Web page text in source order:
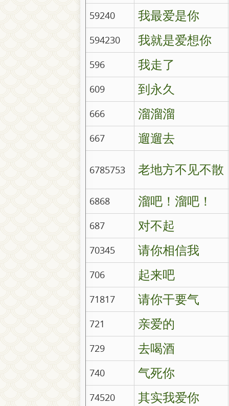
59240 我最爱是你
594230 我就是爱想你
596 我走了
609 到永久
666 溜溜溜
667 遛遛去
6785753 老地方不见不散
6868 溜吧！溜吧！
687 对不起
70345 请你相信我
706 起来吧
71817 请你干要气
721 亲爱的
729 去喝酒
740 气死你
74520 其实我爱你